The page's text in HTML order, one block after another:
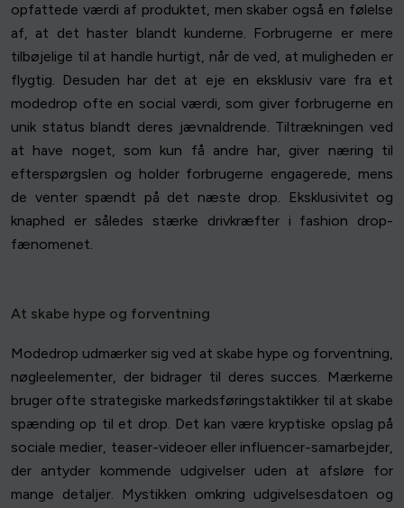
opfattede værdi af produktet, men skaber også en følelse
af, at det haster blandt kunderne. Forbrugerne er mere
tilbøjelige til at handle hurtigt, når de ved, at muligheden er
flygtig. Desuden har det at eje en eksklusiv vare fra et
modedrop ofte en social værdi, som giver forbrugerne en
unik status blandt deres jævnaldrende. Tiltrækningen ved
at have noget, som kun få andre har, giver næring til
efterspørgslen og holder forbrugerne engagerede, mens
de venter spændt på det næste drop. Eksklusivitet og
knaphed er således stærke drivkræfter i fashion drop-
fænomenet.
At skabe hype og forventning
Modedrop udmærker sig ved at skabe hype og forventning,
nøgleelementer, der bidrager til deres succes. Mærkerne
bruger ofte strategiske markedsføringstaktikker til at skabe
spænding op til et drop. Det kan være kryptiske opslag på
sociale medier, teaser-videoer eller influencer-samarbejder,
der antyder kommende udgivelser uden at afsløre for
mange detaljer. Mystikken omkring udgivelsesdatoen og